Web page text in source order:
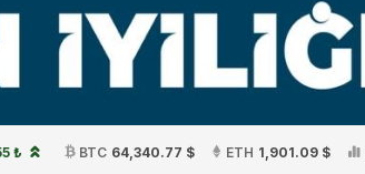
₺ BTC 64,340.77 $ ETH 1,901.09 $